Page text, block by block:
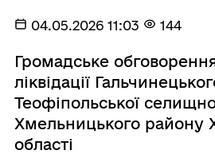
04.05.2026 11:03 144
Громадське
ліквідації
Теофіпольської
Хмельницького району
області